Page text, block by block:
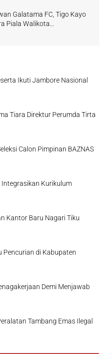
Galatama FC, Tigo Kayo
Piala Walikota
Ikuti Jambore Nasional
Tiara Direktur Perumda Tirta
Calon Pimpinan BAZNAS
Integrasikan Kurikulum
Kantor Baru Nagari Tiku
Pencurian di Kabupaten
Demi Menjawab
Tambang Emas Ilegal